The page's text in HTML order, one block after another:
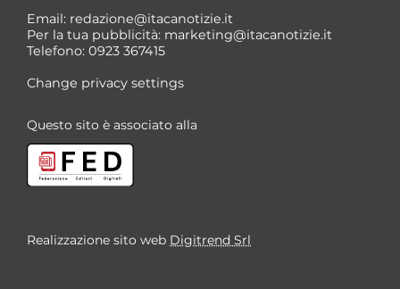
Email: redazione@itacanotizie.it
Per la tua pubblicità: marketing@itacanotizie.it
Telefono: 0923 367415
Change privacy settings
Questo sito è associato alla
Realizzazione sito web Digitrend Srl